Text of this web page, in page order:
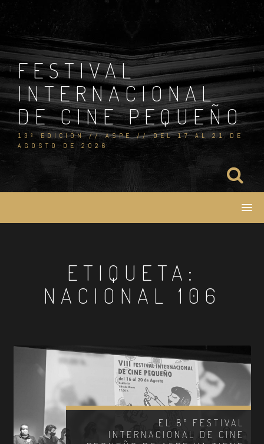
Skip
content
FESTIVAL
INTERNACIONAL
DE CINE PEQUEÑO
13ª EDICIÓN // ASPE // DEL 17 AL 21 DE
AGOSTO DE 2026
ETIQUETA:
NACIONAL 106
EL 8º FESTIVAL
INTERNACIONAL DE CINE